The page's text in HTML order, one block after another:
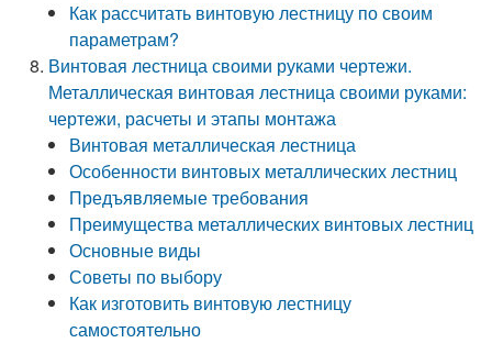
Как рассчитать винтовую лестницу по своим
параметрам?
Винтовая лестница своими руками чертежи.
Металлическая винтовая лестница своими руками:
чертежи, расчеты и этапы монтажа
Винтовая металлическая лестница
Особенности винтовых металлических лестниц
Предъявляемые требования
Преимущества металлических винтовых лестниц
Основные виды
Советы по выбору
Как изготовить винтовую лестницу
самостоятельно